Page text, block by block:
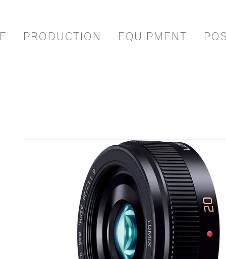
PRODUCTION EQUIPMENT